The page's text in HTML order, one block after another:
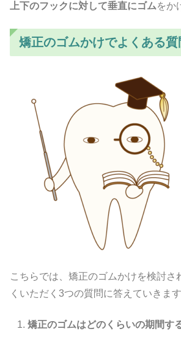
上下のフックに対して垂直にゴムをか
矯正のゴムかけでよくある質
こちらでは、矯正のゴムかけを検討さ
くいただく3つの質問に答えていきます
矯正のゴムはどのくらいの期間す